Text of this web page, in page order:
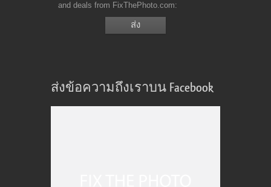
and deals from FixThePhoto.com
ส่งข้อความถึงเราบน Facebook